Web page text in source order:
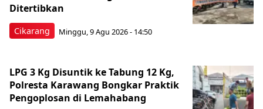
Cikarang
Ditertibkan
Minggu, 9 Agu 2026 - 14:50
LPG 3 Kg Disuntik ke Tabung 12 Kg,
Polresta Karawang Bongkar Praktik
Pengoplosan di Lemahabang